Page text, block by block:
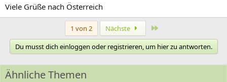
Viele Grüße nach Österreich
1 von 2 Nächste
Du musst dich einloggen oder registrieren, um hier zu antworten.
Ähnliche Themen